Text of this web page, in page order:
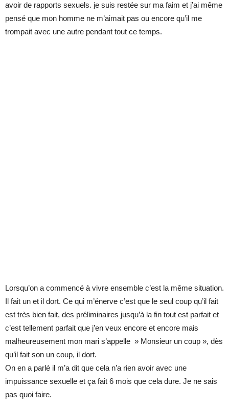
avoir de rapports sexuels. je suis restée sur ma faim et j’ai même
pensé que mon homme ne m’aimait pas ou encore qu’il me
trompait avec une autre pendant tout ce temps.
Lorsqu’on a commencé à vivre ensemble c’est la même situation.
Il fait un et il dort. Ce qui m’énerve c’est que le seul coup qu’il fait
est très bien fait, des préliminaires jusqu’à la fin tout est parfait et
c’est tellement parfait que j’en veux encore et encore mais
malheureusement mon mari s’appelle » Monsieur un coup », dès
qu’il fait son un coup, il dort.
On en a parlé il m’a dit que cela n’a rien avoir avec une
impuissance sexuelle et ça fait 6 mois que cela dure. Je ne sais
pas quoi faire.